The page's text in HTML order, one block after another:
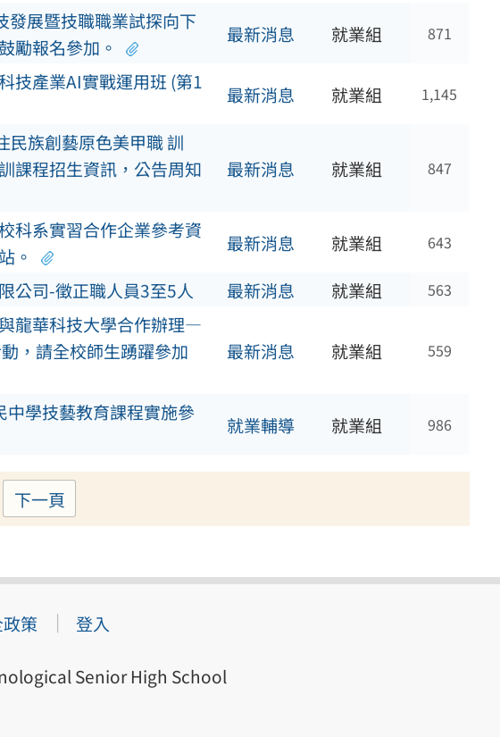
發展暨技職職業試探向下
勵報名參加。
最新消息 就業組 871
技產業AI實戰運用班 (第1
最新消息 就業組 1,145
民族創藝原色美甲職 訓
課程招生資訊，公告周知
最新消息 就業組 847
科系實習合作企業參考資
。
最新消息 就業組 643
公司-徵正職人員3至5人 最新消息 就業組 563
龍華科技大學合作辦理—
，請全校師生踴躍參加
最新消息 就業組 559
中學技藝教育課程實施參
就業輔導 就業組 986
下一頁
策 登入
Senior High School